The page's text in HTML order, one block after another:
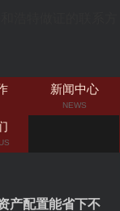
新闻中心
NEWS
产配置能省下不